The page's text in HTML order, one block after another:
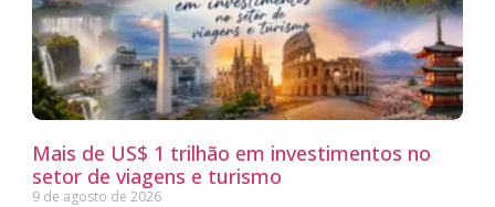
Mais de US$ 1 trilhão em investimentos no
setor de viagens e turismo
9 de agosto de 2026